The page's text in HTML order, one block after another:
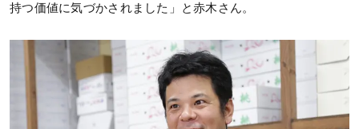
持つ価値に気づかされました」と赤木さん。